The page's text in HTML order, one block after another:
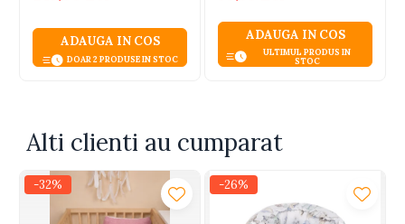
ADAUGA IN COS
DOAR 2 PRODUSE IN STOC
ADAUGA IN COS
ULTIMUL PRODUS IN
STOC
Alti clienti au cumparat
-32% -26%